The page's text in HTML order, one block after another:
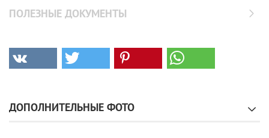
ПОЛЕЗНЫЕ ДОКУМЕНТЫ
ДОПОЛНИТЕЛЬНЫЕ ФОТО